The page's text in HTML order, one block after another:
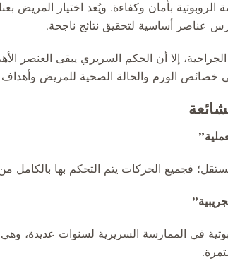
بأمان وكفاءة. ويُعد اختيار المريض
عناصر أساسية لتحقيق نتائج ناجحة.
الجراحية، إلا أن الحكم السريري يبقى العنصر
خصائص الورم والحالة الصحية للمريض وأهداف
فجميع الحركات يتم التحكم بها بالكامل
في الممارسة السريرية لسنوات عديدة،